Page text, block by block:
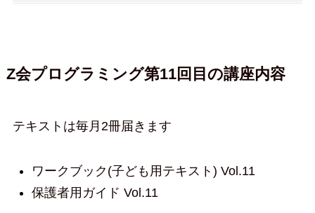
Z会プログラミング第11回目の講座内容
テキストは毎月2冊届きます
ワークブック(子ども用テキスト) Vol.11
保護者用ガイド Vol.11